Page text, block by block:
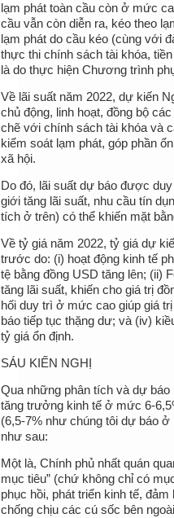
lạm phát toàn cầu còn ở mức
cầu vẫn còn diễn ra, kéo theo
lạm phát do cầu kéo (cùng với
thực thi chính sách tài khóa,
là do thực hiện Chương trình
Về lãi suất năm 2022, dự kiến
chủ động, linh hoạt, đồng bộ
chẽ với chính sách tài khóa và
kiểm soát lạm phát, góp phần
xã hội.
Do đó, lãi suất dự báo được
giới tăng lãi suất, nhu cầu tín
tích ở trên) có thể khiến mặt
Về tỷ giá năm 2022, tỷ giá dự
trước do: (i) hoạt động kinh tế
tệ bằng đồng USD tăng lên; (ii)
tăng lãi suất, khiến cho giá trị
hối duy trì ở mức cao giúp giá
báo tiếp tục thặng dư; và (iv)
tỷ giá ổn định.
SÁU KIẾN NGHỊ
Qua những phân tích và dự
tăng trưởng kinh tế ở mức 6-
(6,5-7% như chúng tôi dự báo
như sau:
Một là, Chính phủ nhất quán
mục tiêu” (chứ không chỉ có
phục hồi, phát triển kinh tế,
chống chịu các cú sốc bên